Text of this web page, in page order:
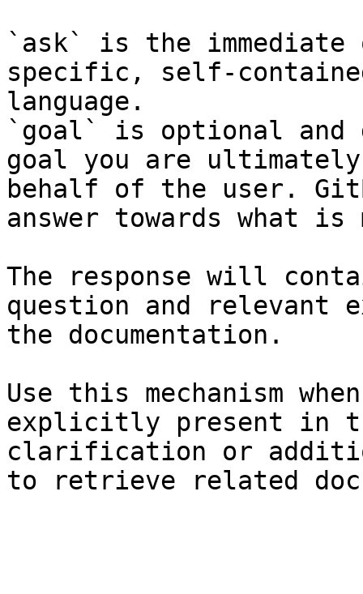
`ask` is the
specific, self-
language.
`goal` is optional and
goal you are
behalf of the user.
answer towards what
The response will
question and relevant
the documentation.
Use this mechanism
explicitly present in
clarification or